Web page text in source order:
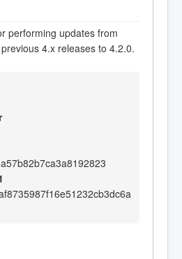
performing updates from
4.x releases to 4.2.0.